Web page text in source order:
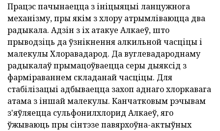
Працэс пачынаецца з ініцыяцыі ланцужнога
механізму, пры якім з хлору атрымліваюцца два
радыкала. Адзін з іх атакуе Алкаеў, што
прыводзіць да ўзнікнення алкильной часціцы і
малекулы Хлоравадарод. Да вуглевадароднаму
радыкалаў прымацоўваецца серы дыяксід з
фарміраваннем складанай часціцы. Для
стабілізацыі адбываецца захоп аднаго хлоркавага
атама з іншай малекулы. Канчатковым рэчывам
з'яўляецца сульфонилхлорид Алкаеў, яго
ўжываюць пры сінтэзе павярхоўна-актыўных